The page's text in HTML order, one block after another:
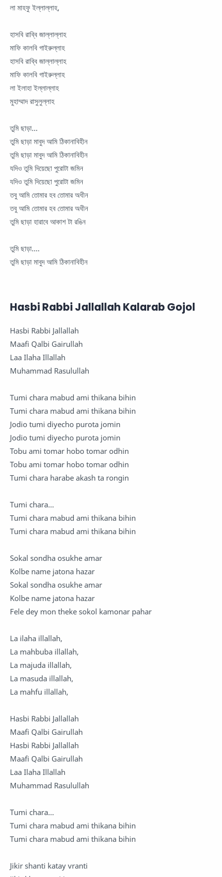
লা মাহফু ইল্লাল্লাহ,
হাসবি রাব্বি জাল্লাল্লাহ
মাফি কালবি গাইরুল্লাহ
হাসবি রাব্বি জাল্লাল্লাহ
মাফি কালবি গাইরুল্লাহ
লা ইলাহা ইল্লাল্লাহ
মুহাম্মাদ রাসুলুল্লাহ
তুমি ছাড়া...
তুমি ছাড়া মাবুদ আমি ঠিকানাবিহীন
তুমি ছাড়া মাবুদ আমি ঠিকানাবিহীন
যদিও তুমি দিয়েছো পুরোটা জমিন
যদিও তুমি দিয়েছো পুরোটা জমিন
তবু আমি তোমার হব তোমার অধীন
তবু আমি তোমার হব তোমার অধীন
তুমি ছাড়া হারাবে আকাশ টা রঙিন
তুমি ছাড়া....
তুমি ছাড়া মাবুদ আমি ঠিকানাবিহীন
Hasbi Rabbi Jallallah Kalarab Gojol
Hasbi Rabbi Jallallah
Maafi Qalbi Gairullah
Laa Ilaha Illallah
Muhammad Rasulullah
Tumi chara mabud ami thikana bihin
Tumi chara mabud ami thikana bihin
Jodio tumi diyecho purota jomin
Jodio tumi diyecho purota jomin
Tobu ami tomar hobo tomar odhin
Tobu ami tomar hobo tomar odhin
Tumi chara harabe akash ta rongin
Tumi chara...
Tumi chara mabud ami thikana bihin
Tumi chara mabud ami thikana bihin
Sokal sondha osukhe amar
Kolbe name jatona hazar
Sokal sondha osukhe amar
Kolbe name jatona hazar
Fele dey mon theke sokol kamonar pahar
La ilaha illallah,
La mahbuba illallah,
La majuda illallah,
La masuda illallah,
La mahfu illallah,
Hasbi Rabbi Jallallah
Maafi Qalbi Gairullah
Hasbi Rabbi Jallallah
Maafi Qalbi Gairullah
Laa Ilaha Illallah
Muhammad Rasulullah
Tumi chara...
Tumi chara mabud ami thikana bihin
Tumi chara mabud ami thikana bihin
Jikir shanti katay vranti